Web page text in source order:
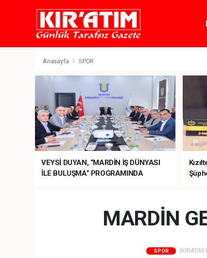
Anasayfa SPOR
VEYSİ DUYAN, “MARDİN İŞ DÜNYASI
İLE BULUŞMA” PROGRAMINDA
MARDİN
SPOR (KIRATIM